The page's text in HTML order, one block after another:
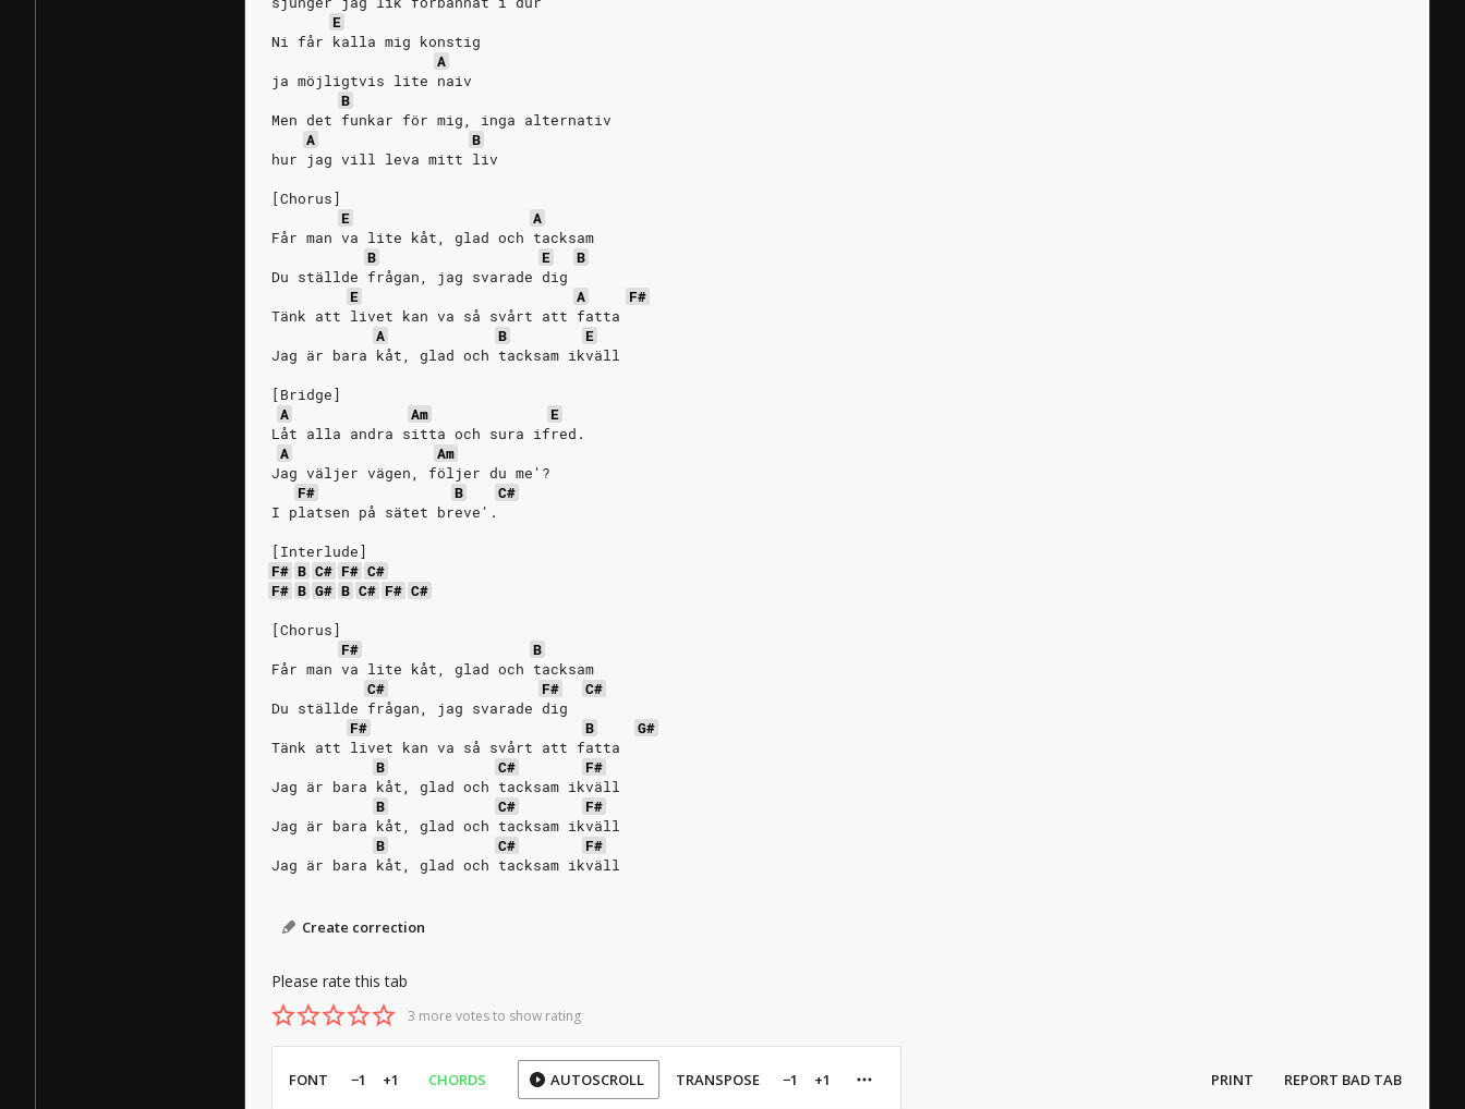
E
Ni får kalla mig konstig
A
ja möjligtvis lite naiv
B
Men det funkar för mig, inga alternativ
A
B
hur jag vill leva mitt liv
[Chorus]
E
A
Får man va lite kåt, glad och tacksam
B
E
B
Du ställde frågan, jag svarade dig
E
A
F#
Tänk att livet kan va så svårt att fatta
A
B
E
Jag är bara kåt, glad och tacksam ikväll
[Bridge]
A
Am
E
Låt alla andra sitta och sura ifred.
A
Am
Jag väljer vägen, följer du me'?
F#
B
C#
I platsen på sätet breve'.
[Interlude]
F# B C# F# C#
F# B G# B C# F# C#
[Chorus]
F#
B
Får man va lite kåt, glad och tacksam
C#
F#
C#
Du ställde frågan, jag svarade dig
F#
B
G#
Tänk att livet kan va så svårt att fatta
B
C#
F#
Jag är bara kåt, glad och tacksam ikväll
B
C#
F#
Jag är bara kåt, glad och tacksam ikväll
B
C#
F#
Jag är bara kåt, glad och tacksam ikväll
Create correction
Please rate this tab
3 more votes to show rating
FONT −1 +1 CHORDS AUTOSCROLL TRANSPOSE −1 +1 PRINT REPORT BAD TAB